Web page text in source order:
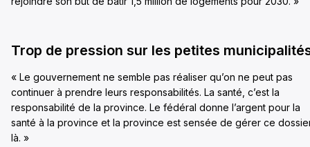
Trop de pression sur les petites
« Le gouvernement ne semble pas réaliser qu’on ne peut pas
continuer à prendre leurs responsabilités. La santé, c’est la
responsabilité de la province. Le fédéral donne l’argent pour la
santé à la province et la province est sensée de gérer ce
là. »